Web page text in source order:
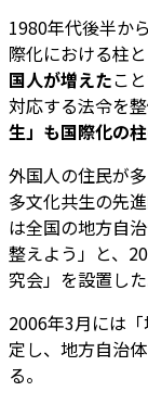
1980年代後半か
際化における柱
国人が増えたこ
対応する法令を
生」も国際化の
外国人の住民が
多文化共生の先
は全国の地方自
整えよう」と、
究会」を設置した
2006年3月には
定し、地方自治
る。